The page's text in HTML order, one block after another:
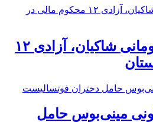
بخشش ۸ میلیارد تومانی شاکیان، آزادی ۱۲
مینی‌بوس حامل